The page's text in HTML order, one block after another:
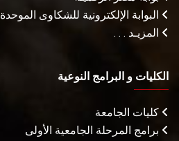
البوابة الإلكترونية للشكاوى الموحدة
المزيـد . . .
الكليات و البرامج النوعية
كليات الجامعة
برامج المرحلة الجامعية الأولى